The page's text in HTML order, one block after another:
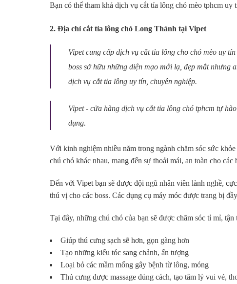
Bạn có thể tham khả dịch vụ cắt tỉa lông chó mèo tphcm uy
2. Địa chỉ cắt tỉa lông chó Long Thành tại Vipet
Vipet cung cấp dịch vụ cắt tỉa lông cho chó mèo uy
boss sở hữu những diện mạo mới lạ, đẹp mắt nhưng
dịch vụ cắt tỉa lông uy tín, chuyên nghiệp.
Vipet - cửa hàng dịch vụ cắt tỉa lông chó tphcm tự
dụng.
Với kinh nghiệm nhiều năm trong ngành chăm sóc sức
chú chó khác nhau, mang đến sự thoải mái, an toàn cho
Đến với Vipet bạn sẽ được đội ngũ nhân viên lành nghề,
thú vị cho các boss. Các dụng cụ máy móc được trang bị
Tại đây, những chú chó của bạn sẽ được chăm sóc tỉ mỉ,
Giúp thú cưng sạch sẽ hơn, gọn gàng hơn
Tạo những kiểu tóc sang chảnh, ấn tượng
Loại bỏ các mầm mống gây bệnh từ lông, móng
Thú cưng được massage đúng cách, tạo tâm lý vui vẻ,